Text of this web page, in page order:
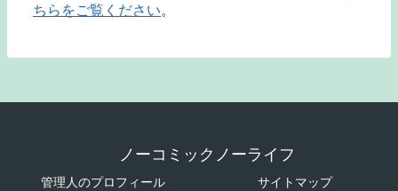
ちらをご覧ください。
ノーコミックノーライフ
管理人のプロフィール サイトマップ